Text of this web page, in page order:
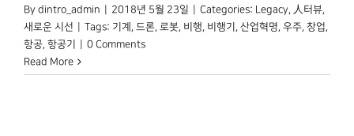
By dintro_admin 2018년 5월 23일 Categories: Legacy, 人터뷰,
새로운 시선
Tags: 기계 , 드론, 로봇, 비행, 비행기 , 산업혁명, 우주, 창업,
항공, 항공기
0 Comments
Read More